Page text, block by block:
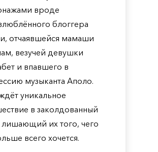
вроде
блоггера
отчаявшейся мамаши
везучей девушки
и впавшего в
музыканта Аполо.
уникальное
в заколдованный
лишающий их того, чего
всего хочется.